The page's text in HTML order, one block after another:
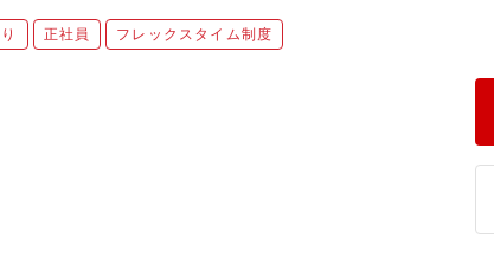
正社員 フレックスタイム制度